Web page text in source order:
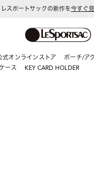
レスポートサックの新作を今すぐ
式オンラインストア
ポーチ/ア
ース
KEY CARD HOLDER